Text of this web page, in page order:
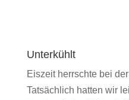
Unterkühlt
Eiszeit herrschte bei
Tatsächlich hatten wir